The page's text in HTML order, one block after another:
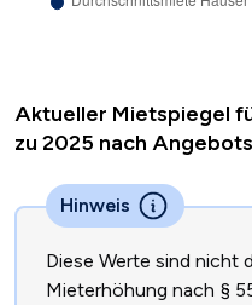
Aktueller Mietspiegel
zu 2025 nach
Hinweis
Diese Werte sind nicht
Mieterhöhung nach §